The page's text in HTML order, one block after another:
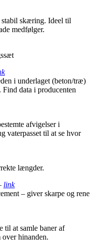
skæring. Ideel til
medfølger.
i underlaget (beton/træ)
data i producenten
afvigelser i
vaterpasset til at se hvor
længder.
link
– giver skarpe og rene
til at samle baner af
hinanden.